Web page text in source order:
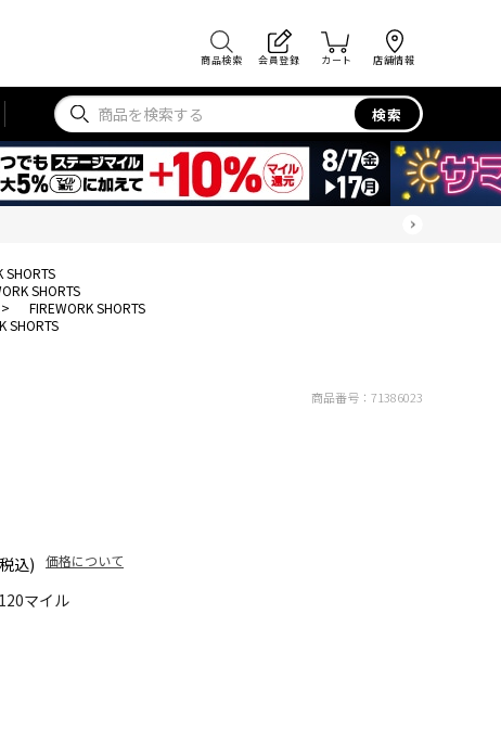
商品検索 会員登録 カート 店舗情報
検索
SHORTS
SHORTS
>
FIREWORK SHORTS
SHORTS
120マイル
込) 価格について
商品番号： 71386023